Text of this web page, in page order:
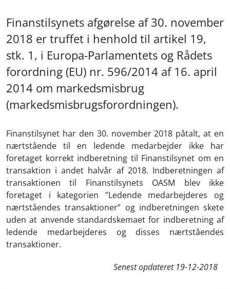
Finanstilsynets afgørelse af 30. november
2018 er truffet i henhold til artikel 19,
stk. 1, i Europa-Parlamentets og Rådets
forordning (EU) nr. 596/2014 af 16. april
2014 om markedsmisbrug
(markedsmisbrugsforordningen).
Finanstilsynet har den 30. november 2018 påtalt, at en
nærtstående til en ledende medarbejder ikke har
foretaget korrekt indberetning til Finanstilsynet om en
transaktion i andet halvår af 2018. Indberetningen af
transaktionen til Finanstilsynets OASM blev ikke
foretaget i kategorien ”Ledende medarbejderes og
nærtståendes transaktioner” og indberetningen skete
uden at anvende standardskemaet for indberetning af
ledende medarbejderes og disses nærtståendes
transaktioner.
Senest opdateret 19-12-2018